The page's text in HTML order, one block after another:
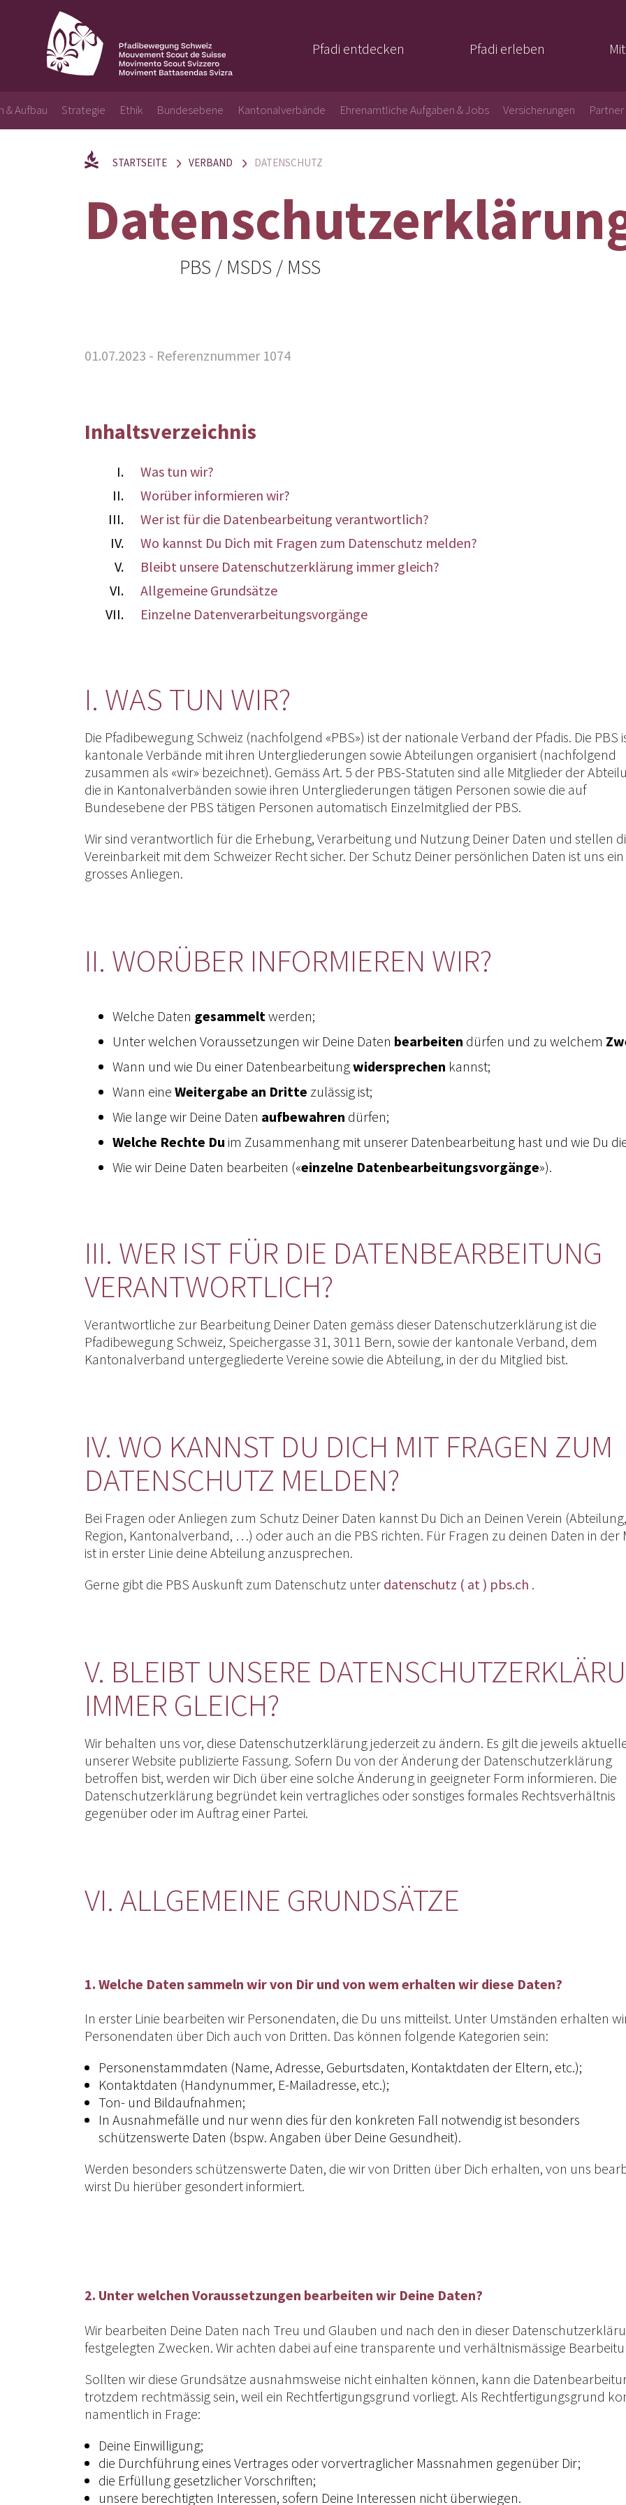
Pfadi entdecken Pfadi erleben
& Aufbau Strategie Ethik Bundesebene Kantonalverbände Ehrenamtliche Aufgaben & Jobs Versicherungen
STARTSEITE VERBAND DATENSCHUTZ
PBS / MSDS / MSS
01.07.2023 - Referenznummer 1074
Inhaltsverzeichnis
Was tun wir?
Worüber informieren wir?
Wer ist für die Datenbearbeitung verantwortlich?
Wo kannst Du Dich mit Fragen zum Datenschutz melden?
Bleibt unsere Datenschutzerklärung immer gleich?
Allgemeine Grundsätze
Einzelne Datenverarbeitungsvorgänge
I. WAS TUN WIR?
Die Pfadibewegung Schweiz (nachfolgend «PBS») ist der nationale Verband der Pfadis. Die PBS
kantonale Verbände mit ihren Untergliederungen sowie Abteilungen organisiert (nachfolgend
zusammen als «wir» bezeichnet). Gemäss Art. 5 der PBS-Statuten sind alle Mitglieder der
die in Kantonalverbänden sowie ihren Untergliederungen tätigen Personen sowie die auf
Bundesebene der PBS tätigen Personen automatisch Einzelmitglied der PBS.
Wir sind verantwortlich für die Erhebung, Verarbeitung und Nutzung Deiner Daten und stellen
Vereinbarkeit mit dem Schweizer Recht sicher. Der Schutz Deiner persönlichen Daten ist uns ein
grosses Anliegen.
II. WORÜBER INFORMIEREN WIR?
Welche Daten gesammelt werden;
Unter welchen Voraussetzungen wir Deine Daten bearbeiten dürfen und zu welchem
Wann und wie Du einer Datenbearbeitungwidersprechen kannst;
Wann eine Weitergabe an Dritte zulässig ist;
Wie lange wir Deine Daten aufbewahren dürfen;
Welche Rechte Du im Zusammenhang mit unserer Datenbearbeitung hast und wie Du
Wie wir Deine Daten bearbeiten («einzelne Datenbearbeitungsvorgänge»).
III. WER IST FÜR DIE DATENBEARBEITUNG
VERANTWORTLICH?
Verantwortliche zur Bearbeitung Deiner Daten gemäss dieser Datenschutzerklärung ist die
Pfadibewegung Schweiz, Speichergasse 31, 3011 Bern, sowie der kantonale Verband, dem
Kantonalverband untergegliederte Vereine sowie die Abteilung, in der du Mitglied bist.
IV. WO KANNST DU DICH MIT FRAGEN ZUM
DATENSCHUTZ MELDEN?
Bei Fragen oder Anliegen zum Schutz Deiner Daten kannst Du Dich an Deinen Verein (Abteilung,
Region, Kantonalverband, …) oder auch an die PBS richten. Für Fragen zu deinen Daten in der
ist in erster Linie deine Abteilung anzusprechen.
Gerne gibt die PBS Auskunft zum Datenschutz unter datenschutz ( at ) pbs.ch .
V. BLEIBT UNSERE
IMMER GLEICH?
Wir behalten uns vor, diese Datenschutzerklärung jederzeit zu ändern. Es gilt die jeweils
unserer Website publizierte Fassung. Sofern Du von der Änderung der Datenschutzerklärung
betroffen bist, werden wir Dich über eine solche Änderung in geeigneter Form informieren. Die
Datenschutzerklärung begründet kein vertragliches oder sonstiges formales Rechtsverhältnis
gegenüber oder im Auftrag einer Partei.
VI. ALLGEMEINE GRUNDSÄTZE
1. Welche Daten sammeln wir von Dir und von wem erhalten wir diese Daten?
In erster Linie bearbeiten wir Personendaten, die Du uns mitteilst. Unter Umständen erhalten
Personendaten über Dich auch von Dritten. Das können folgende Kategorien sein:
Personenstammdaten (Name, Adresse, Geburtsdaten, Kontaktdaten der Eltern, etc.);
Kontaktdaten (Handynummer, E-Mailadresse, etc.);
Ton- und Bildaufnahmen;
In Ausnahmefälle und nur wenn dies für den konkreten Fall notwendig ist besonders
schützenswerte Daten (bspw. Angaben über Deine Gesundheit).
Werden besonders schützenswerte Daten, die wir von Dritten über Dich erhalten, von uns
wirst Du hierüber gesondert informiert.
2. Unter welchen Voraussetzungen bearbeiten wir Deine Daten?
Wir bearbeiten Deine Daten nach Treu und Glauben und nach den in dieser
festgelegten Zwecken. Wir achten dabei auf eine transparente und verhältnismässige
Sollten wir diese Grundsätze ausnahmsweise nicht einhalten können, kann die
trotzdem rechtmässig sein, weil ein Rechtfertigungsgrund vorliegt. Als Rechtfertigungsgrund
namentlich in Frage:
Deine Einwilligung;
die Durchführung eines Vertrages oder vorvertraglicher Massnahmen gegenüber Dir;
die Erfüllung gesetzlicher Vorschriften;
unsere berechtigten Interessen, sofern Deine Interessen nicht überwiegen.